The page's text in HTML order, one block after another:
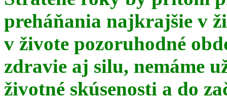
preháňania najkrajšie v
v živote pozoruhodné
zdravie aj silu, nemáme
životné skúsenosti a do